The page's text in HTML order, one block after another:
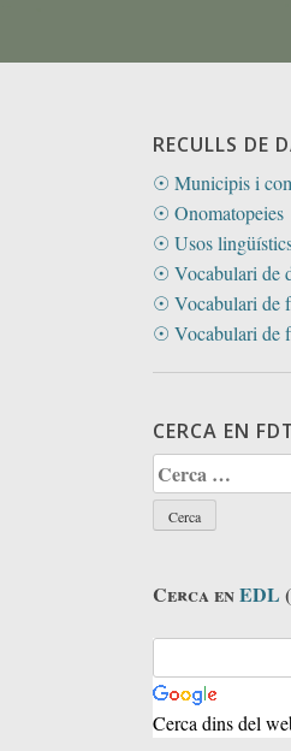
RECULLS DE
☉ Municipis i
☉ Onomatopeies
☉ Usos
☉ Vocabulari de
☉ Vocabulari de
☉ Vocabulari de
CERCA EN
Cerca:
Cerca enEDL
Cerca dins del